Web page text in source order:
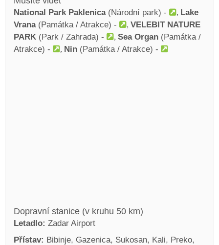
National Park Paklenica(Národní park) -
Lake
Vrana(Památka / Atrakce) -
VELEBIT NATURE
PARK (Park / Zahrada) - Sea Organ (Památka /
Atrakce) -
Nin (Památka / Atrakce) -
Dopravní stanice (v kruhu 50 km)
Letadlo: Zadar Airport
Přístav: Bibinje, Gazenica, Sukosan, Kali, Preko,